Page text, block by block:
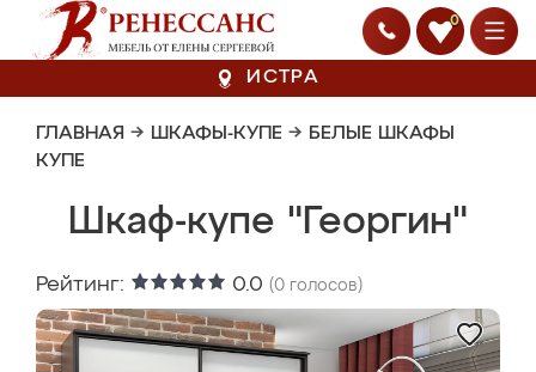
0
ИСТРА
ГЛАВНАЯ → ШКАФЫ-КУПЕ → БЕЛЫЕ ШКАФЫ
КУПЕ
Шкаф-купе "Георгин"
Рейтинг: 0.0 (0 голосов)